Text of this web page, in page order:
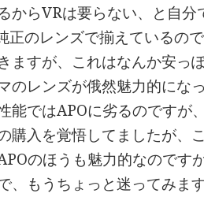
からVRは要らない、と自分
正のレンズで揃えているの
ますが、これはなんか安っぽ
のレンズが俄然魅力的にな
能ではAPOに劣るのですが
購入を覚悟してましたが、
のほうも魅力的なのですが
、もうちょっと迷ってみます